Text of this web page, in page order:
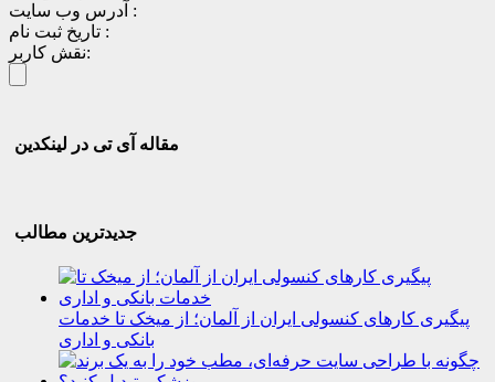
آدرس وب سایت :
تاریخ ثبت نام :
نقش کاربر:
مقاله آی تی در لینکدین
جدیدترین مطالب
پیگیری کارهای کنسولی ایران از آلمان؛ از میخک تا خدمات
بانکی و اداری